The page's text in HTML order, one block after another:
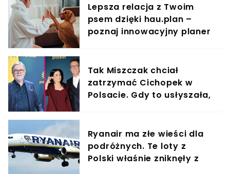
Lepsza relacja z Twoim
psem dzięki hau.plan –
poznaj innowacyjny planer
Tak Miszczak chciał
zatrzymać Cichopek w
Polsacie. Gdy to usłyszała,
Ryanair ma złe wieści dla
podróżnych. Te loty z
Polski właśnie zniknęły z